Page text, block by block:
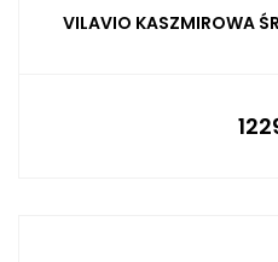
VILAVIO KASZMIROWA